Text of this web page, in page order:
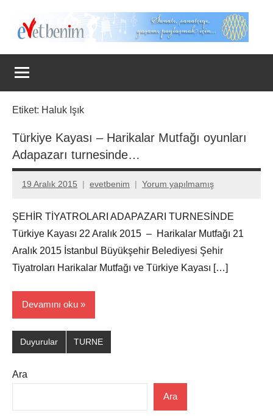
Evet
Benim
Etiket: Haluk Işık
Türkiye Kayası – Harikalar Mutfağı oyunları
Adapazarı turnesinde…
19 Aralık 2015 evetbenim Yorum yapılmamış
ŞEHİR TİYATROLARI ADAPAZARI TURNESİNDE
Türkiye Kayası 22 Aralık 2015 – Harikalar Mutfağı 21
Aralık 2015 İstanbul Büyükşehir Belediyesi Şehir
Tiyatroları Harikalar Mutfağı ve Türkiye Kayası […]
Devamını oku
Duyurular TURNE
Ara
Ara